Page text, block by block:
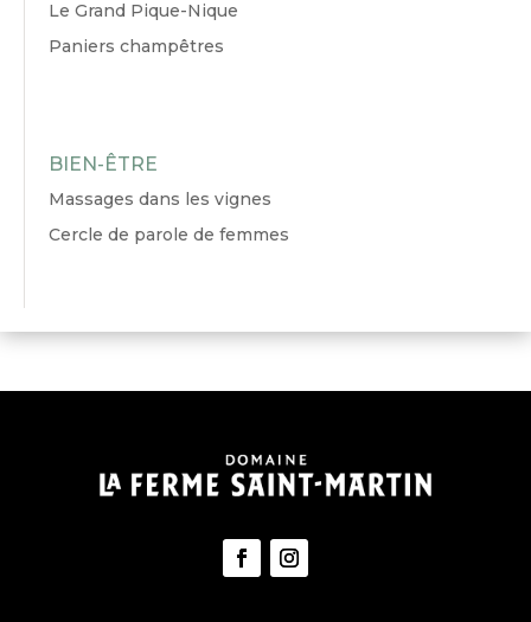
Le Grand Pique-Nique
Paniers champêtres
BIEN-ÊTRE
Massages dans les vignes
Cercle de parole de femmes